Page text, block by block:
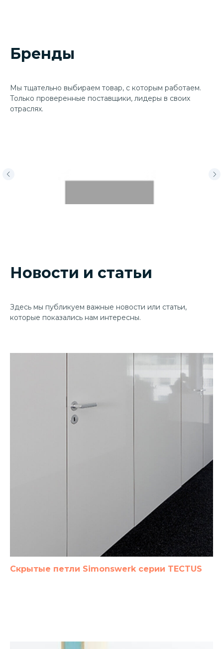
Бренды
Мы тщательно выбираем товар, с которым работаем.
Только проверенные поставщики, лидеры в своих
отраслях.
Новости и статьи
Здесь мы публикуем важные новости или статьи,
которые показались нам интересны.
Скрытые петли Simonswerk серии TECTUS